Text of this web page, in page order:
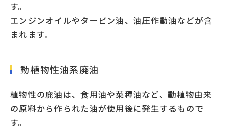
す。
エンジンオイルやタービン油、油圧作動油などが含
まれます。
動植物性油系廃油
植物性の廃油は、食用油や菜種油など、動植物由来
の原料から作られた油が使用後に発生するもので
す。